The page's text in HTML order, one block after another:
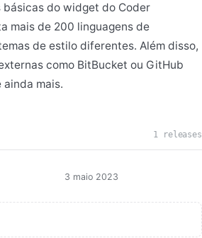
do widget do Coder
mais de 200 linguagens de
de estilo diferentes. Além disso,
como BitBucket ou GitHub
mais.
1 releases
3 maio 2023